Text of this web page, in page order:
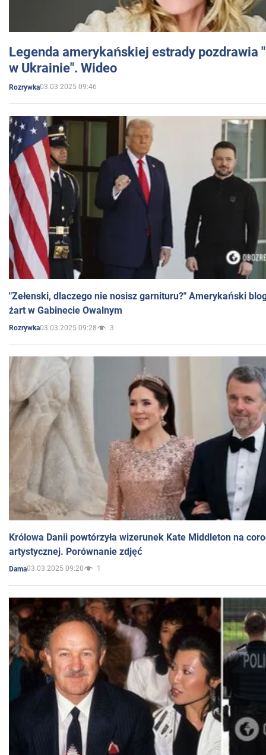
Legenda amerykańskiej estrady pozdrawia
w Ukrainie". Wideo
Rozrywka03.03.2025 09:46
"Zełenski, dlaczego nie nosisz garnituru?" Amerykański
żart w Gabinecie Owalnym
Rozrywka03.03.2025 09:28 3
Królowa Danii powtórzyła wizerunek Kate Middleton na
artystycznej. Porównanie zdjęć
Dama03.03.2025 09:20 1